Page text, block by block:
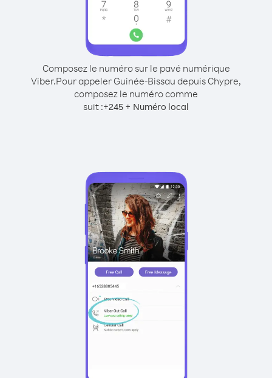
Composez le numéro sur le pavé numérique
Viber.Pour appeler Guinée-Bissau depuis Chypre,
composez le numéro comme
suit :+245 + Numéro local